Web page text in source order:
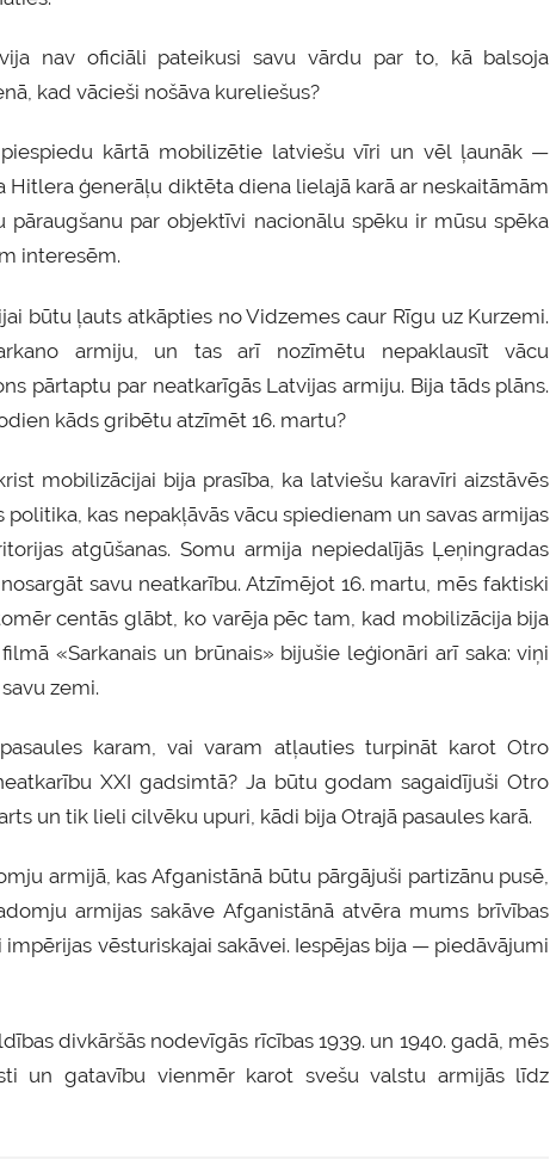
nav oficiāli pateikusi savu vārdu par to, kā balsoja
kad vācieši nošāva kureliešus?
kārtā mobilizētie latviešu vīri un vēl ļaunāk —
Hitlera ģenerāļu diktēta diena lielajā karā ar neskaitāmām
pāraugšanu par objektīvi nacionālu spēku ir mūsu spēka
interesēm.
būtu ļauts atkāpties no Vidzemes caur Rīgu uz Kurzemi.
armiju, un tas arī nozīmētu nepaklausīt vācu
pārtaptu par neatkarīgās Latvijas armiju. Bija tāds plāns.
kāds gribētu atzīmēt 16. martu?
mobilizācijai bija prasība, ka latviešu karavīri aizstāvēs
kas nepakļāvās vācu spiedienam un savas armijas
atgūšanas. Somu armija nepiedalījās Ļeņingradas
savu neatkarību. Atzīmējot 16. martu, mēs faktiski
centās glābt, ko varēja pēc tam, kad mobilizācija bija
«Sarkanais un brūnais» bijušie leģionāri arī saka: viņi
zemi.
karam, vai varam atļauties turpināt karot Otro
XXI gadsimtā? Ja būtu godam sagaidījuši Otro
un tik lieli cilvēku upuri, kādi bija Otrajā pasaules karā.
armijā, kas Afganistānā būtu pārgājuši partizānu pusē,
armijas sakāve Afganistānā atvēra mums brīvības
vēsturiskajai sakāvei. Iespējas bija — piedāvājumi
divkāršās nodevīgās rīcības 1939. un 1940. gadā, mēs
un gatavību vienmēr karot svešu valstu armijās līdz